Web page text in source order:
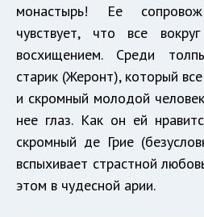
монастырь! Ее
чувствует, что все
восхищением. Среди
старик (Жеронт), который
и скромный молодой
нее глаз. Как он ей
скромный де Грие
вспыхивает страстной
этом в чудесной арии.